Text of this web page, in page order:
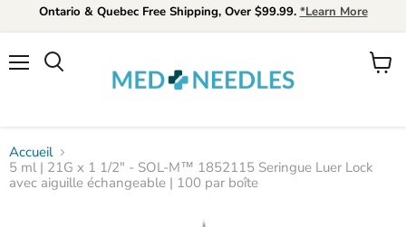
Ontario & Quebec Free Shipping, Over $99.99. *Learn More
Rechercher
Voir
Accueil
5 ml | 21G x 1 1/2" - SOL-M™ 1852115 Seringue Luer Lock
avec aiguille échangeable | 100 par boîte